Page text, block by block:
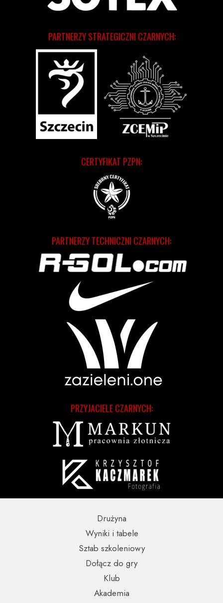
CERTYFIKAT PZPN:
PRZYJACIELE CZARNYCH:
PARTNERZY TECHNICZNI CZARNYCH:
PARTNERZY STRATEGICZNI CZARNYCH:
Wyniki i tabele
Sztab szkoleniowy
Dołącz do gry
Drużyna
Akademia
Klub